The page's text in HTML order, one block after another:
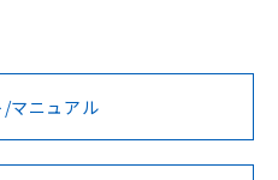
だく前に、以下を必ずお読
マニュアル